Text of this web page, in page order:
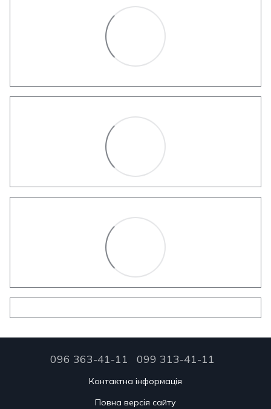
096 363-41-11 099 313-41-11
Контактна інформація
Повна версія сайту